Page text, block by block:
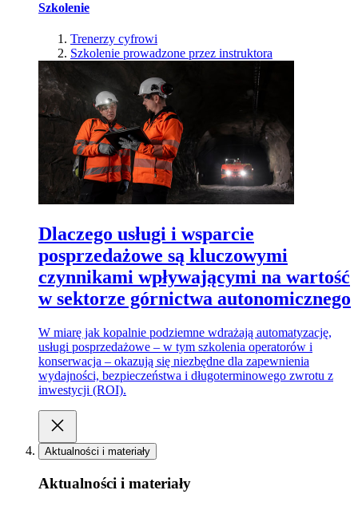
Szkolenie
Trenerzy cyfrowi
Szkolenie prowadzone przez instruktora
Dlaczego usługi i wsparcie
posprzedażowe są kluczowymi
czynnikami wpływającymi na wartość
w sektorze górnictwa autonomicznego
W miarę jak kopalnie podziemne wdrażają automatyzację,
usługi posprzedażowe – w tym szkolenia operatorów i
konserwacja – okazują się niezbędne dla zapewnienia
wydajności, bezpieczeństwa i długoterminowego zwrotu z
inwestycji (ROI).
Aktualności i materiały
Aktualności i materiały